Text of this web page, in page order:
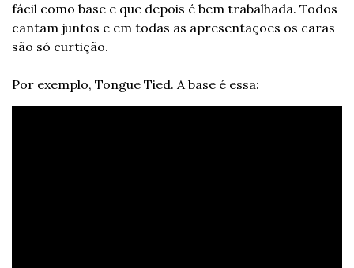
fácil como base e que depois é bem trabalhada. Todos
cantam juntos e em todas as apresentações os caras
são só curtição.
Por exemplo, Tongue Tied. A base é essa: